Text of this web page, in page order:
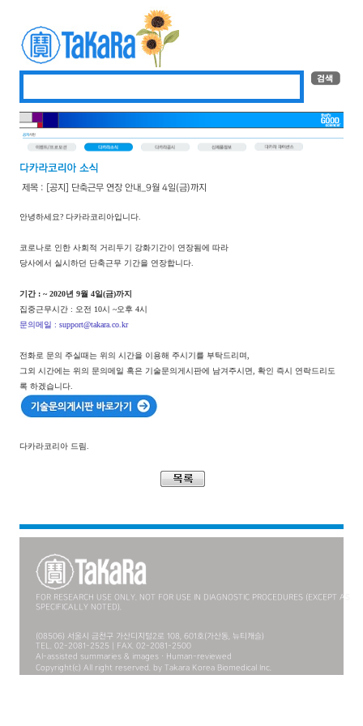
제목 : [공지] 단축근무 연장 안내_9월 4일(금)까지
안녕하세요? 다카라코리아입니다.
코로나로 인한 사회적 거리두기 강화기간이 연장됨에 따라
당사에서 실시하던 단축근무 기간을 연장합니다.
기간 : ~ 2020년 9월 4일(금)까지
집중근무시간 : 오전 10시 ~오후 4시
문의메일 : support@takara.co.kr
전화로 문의 주실때는 위의 시간을 이용해 주시기를 부탁드리며,
그외 시간에는 위의 문의메일 혹은 기술문의게시판에 남겨주시면, 확인 즉시 연락드리도
록 하겠습니다.
다카라코리아 드림.
FOR RESEARCH USE ONLY. NOT FOR USE IN DIAGNOSTIC PROCEDURES (EXCEPT AS
SPECIFICALLY NOTED).
(08506) 서울시 금천구 가산디지털2로 108, 601호(가산동, 뉴티캐슬)
TEL. 02-2081-2525 | FAX. 02-2081-2500
AI-assisted summaries & images · Human-reviewed
Copyright(c) All right reserved. by Takara Korea Biomedical Inc.